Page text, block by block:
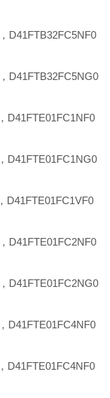
D41FTB32FC5NF0
D41FTB32FC5NG0
D41FTE01FC1NF0
D41FTE01FC1NG0
D41FTE01FC1VF0
D41FTE01FC2NF0
D41FTE01FC2NG0
D41FTE01FC4NF0
D41FTE01FC4NF0